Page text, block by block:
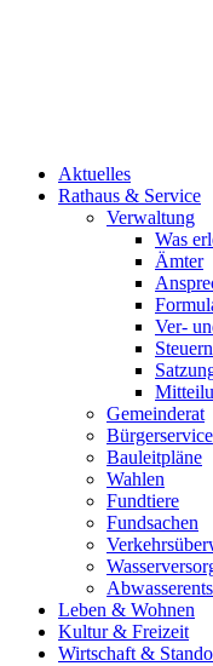
Aktuelles
Rathaus & Service
Verwaltung
Was
Ämter
Ver-
Gemeinderat
Bauleitpläne
Wahlen
Fundtiere
Fundsachen
Leben & Wohnen
Kultur & Freizeit
Wirtschaft &